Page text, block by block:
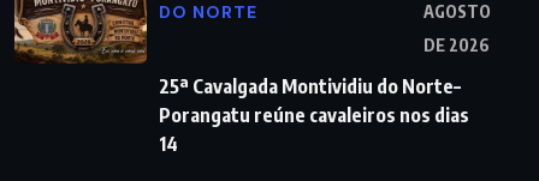
DO NORTE
AGOSTO
DE 2026
25ª Cavalgada Montividiu do Norte–
Porangatu reúne cavaleiros nos dias
14